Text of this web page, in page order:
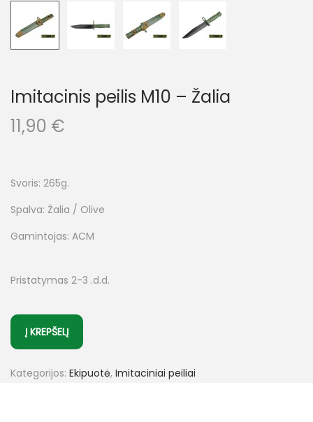
Imitacinis peilis M10 – Žalia
11,90 €
Svoris: 265g.
Spalva: Žalia / Olive
Gamintojas: ACM
Pristatymas 2-3 .d.d.
Į KREPŠELĮ
Kategorijos: Ekipuotė, Imitaciniai peiliai